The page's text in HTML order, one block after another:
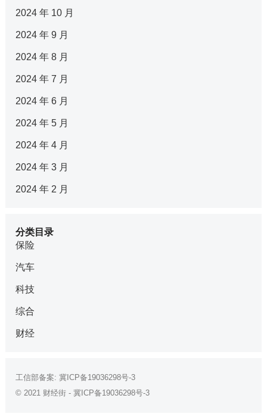
2024 年 10 月
2024 年 9 月
2024 年 8 月
2024 年 7 月
2024 年 6 月
2024 年 5 月
2024 年 4 月
2024 年 3 月
2024 年 2 月
分类目录
保险
汽车
科技
综合
财经
工信部备案: 冀ICP备19036298号-3
© 2021 财经街- 冀ICP备19036298号-3